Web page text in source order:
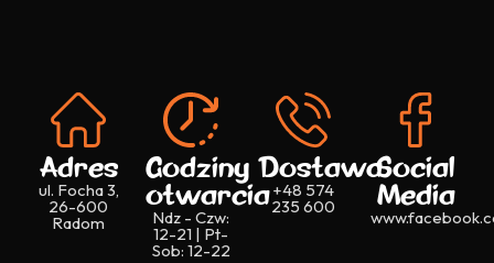
Adres
ul. Focha 3,
26-600
Radom
Godziny
otwarcia
Ndz - Czw:
12-21 | Pt-
Sob: 12-22
Dostawa
+48 574
235 600
Social
Media